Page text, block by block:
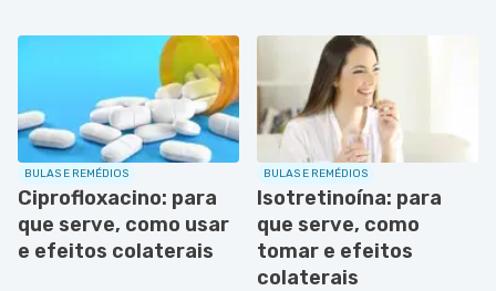
BULAS E REMÉDIOS
Ciprofloxacino: para
que serve, como usar
e efeitos colaterais
BULAS E REMÉDIOS
Isotretinoína: para
que serve, como
tomar e efeitos
colaterais